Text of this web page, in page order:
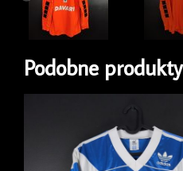
Podobne produkty